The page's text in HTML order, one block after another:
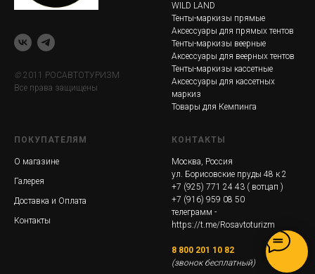
© 2011 РОСАВТОТУРИЗМ
Все права защищены
WILD LAND
Тенты-маркизы прямые
Аксессуары для прямых тентов
Тенты-маркизы веерные
Аксессуары для веерных тентов
Тенты-маркизы кассетные
Аксессуары для кассетных
маркиз
Товары для Кемпинга
ПОКУПАТЕЛЯМ
О магазине
Галерея
Доставка и Оплата
Контакты
КОНТАКТЫ
Москва, Россия
ул. Борисовские пруды 48 к 2
+7 (925) 771 24 43 ( вотцап )
+7 (916) 959 08 50
телеграмм -
https://t.me/Rosavtoturizm
8 800 201 10 82
(звонок бесплатный)